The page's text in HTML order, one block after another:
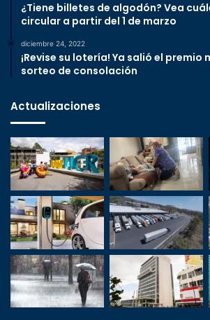
¿Tiene billetes de algodón? Vea
circular a partir del 1 de marzo
diciembre 24, 2022
¡Revise su lotería! Ya salió el premio
sorteo de consolación
Actualizaciones